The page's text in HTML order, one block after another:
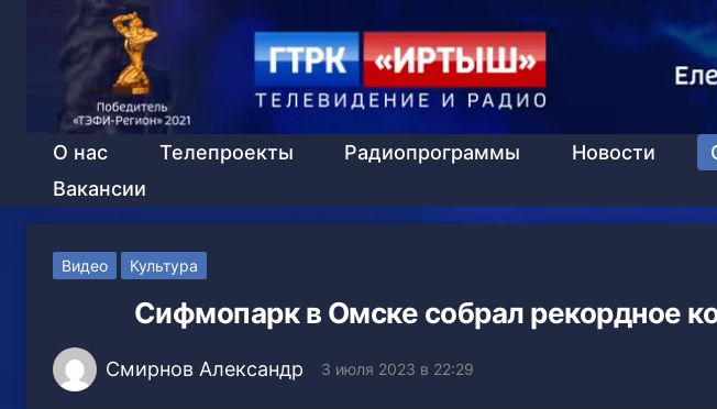
О нас Телепроекты Радиопрограммы Новости
Вакансии
Видео Культура
Сифмопарк в Омске собрал рекордное
Смирнов Александр 3 июля 2023 в 22:29